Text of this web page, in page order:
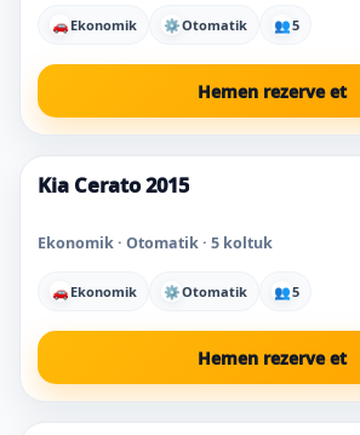
🚗 Ekonomik ⚙Otomatik 👥5
Hemen rezerve et
Süper fiyat Bugün popüler
Kia Cerato 2015
Ekonomik · Otomatik · 5 koltuk
🚗 Ekonomik ⚙Otomatik 👥5
Hemen rezerve et